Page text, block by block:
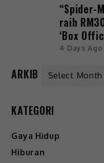
“Spider-
raih
‘Box
4 Days Ago
ARKIB
KATEGORI
Gaya Hidup
Hiburan